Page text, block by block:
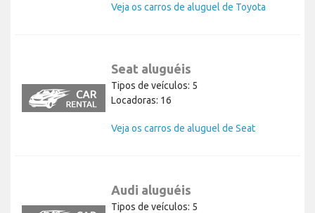
Veja os carros de aluguel de Toyota
Seat aluguéis
Tipos de veículos: 5
Locadoras: 16
Veja os carros de aluguel de Seat
Audi aluguéis
Tipos de veículos: 5